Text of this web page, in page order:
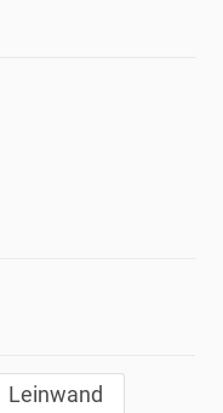
Leinwand